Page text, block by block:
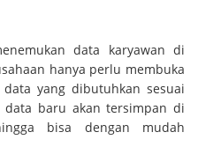
data karyawan di
hanya perlu membuka
yang dibutuhkan sesuai
data baru akan tersimpan di
bisa dengan mudah